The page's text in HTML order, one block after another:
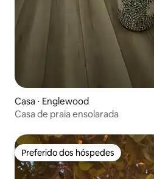
Casa ⋅ Englewood
Casa de praia ensolarada
Preferido dos hóspedes
Preferido dos hóspedes